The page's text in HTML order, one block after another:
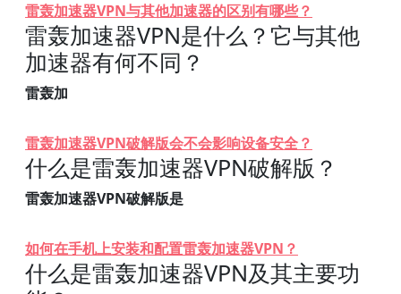
雷轰加速器VPN与其他加速器的区别有哪些？
雷轰加速器VPN是什么？它与其他
加速器有何不同？
雷轰加
雷轰加速器VPN破解版会不会影响设备安全？
什么是雷轰加速器VPN破解版？
雷轰加速器VPN破解版是
如何在手机上安装和配置雷轰加速器VPN？
什么是雷轰加速器VPN及其主要功